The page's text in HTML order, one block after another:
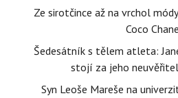
Ze sirotčince až na vrchol
Coco
Šedesátník s tělem atleta:
stojí za jeho
Syn Leoše Mareše na